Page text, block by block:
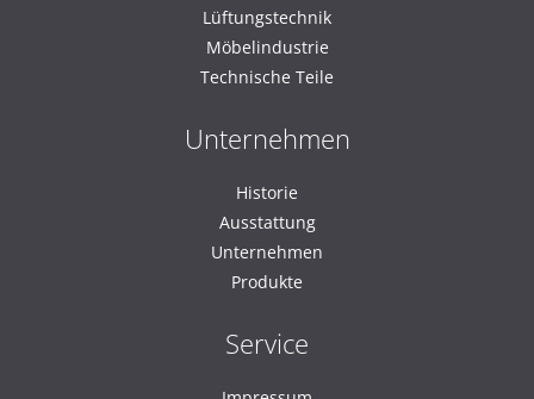
Lüftungstechnik
Möbelindustrie
Technische Teile
Unternehmen
Historie
Ausstattung
Unternehmen
Produkte
Service